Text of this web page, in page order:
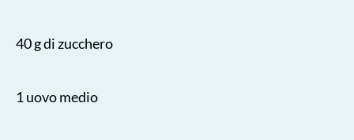
40 g di zucchero
1 uovo medio